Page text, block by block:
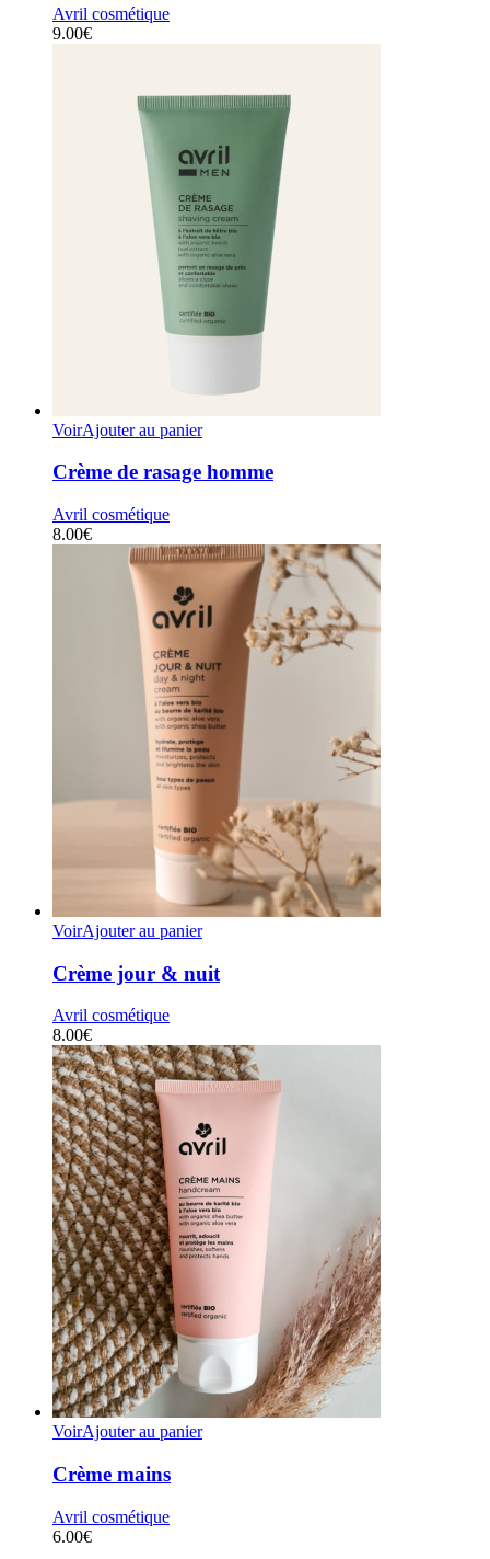
Avril cosmétique
9.00€
VoirAjouter au panier
Crème de rasage homme
Avril cosmétique
8.00€
VoirAjouter au panier
Crème jour & nuit
Avril cosmétique
8.00€
VoirAjouter au panier
Crème mains
Avril cosmétique
6.00€